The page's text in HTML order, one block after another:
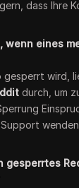
dass Ihre
wenn eines
gesperrt wird,
durch, um
gesperrtes